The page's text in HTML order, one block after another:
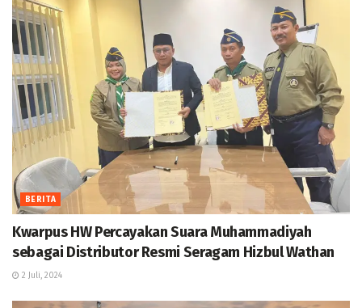
BERITA
Kwarpus HW Percayakan Suara Muhammadiyah
sebagai Distributor Resmi Seragam Hizbul Wathan
2 Juli, 2024